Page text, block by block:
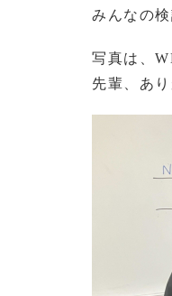
みんなの
写真は、
先輩、あ